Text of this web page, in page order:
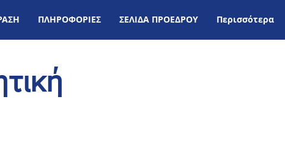
ΠΛΗΡΟΦΟΡΙΕΣ ΣΕΛΙΔΑ ΠΡΟΕΔΡΟΥ Περισσότερα